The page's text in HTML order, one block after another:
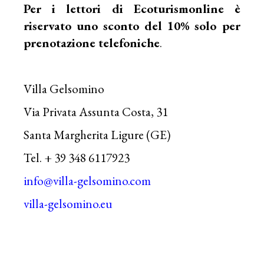
Per i lettori di Ecoturismonline è
riservato uno sconto del 10% solo per
prenotazione telefoniche.
Villa Gelsomino
Via Privata Assunta Costa, 31
Santa Margherita Ligure (GE)
Tel. + 39 348 6117923
info@villa-gelsomino.com
villa-gelsomino.eu